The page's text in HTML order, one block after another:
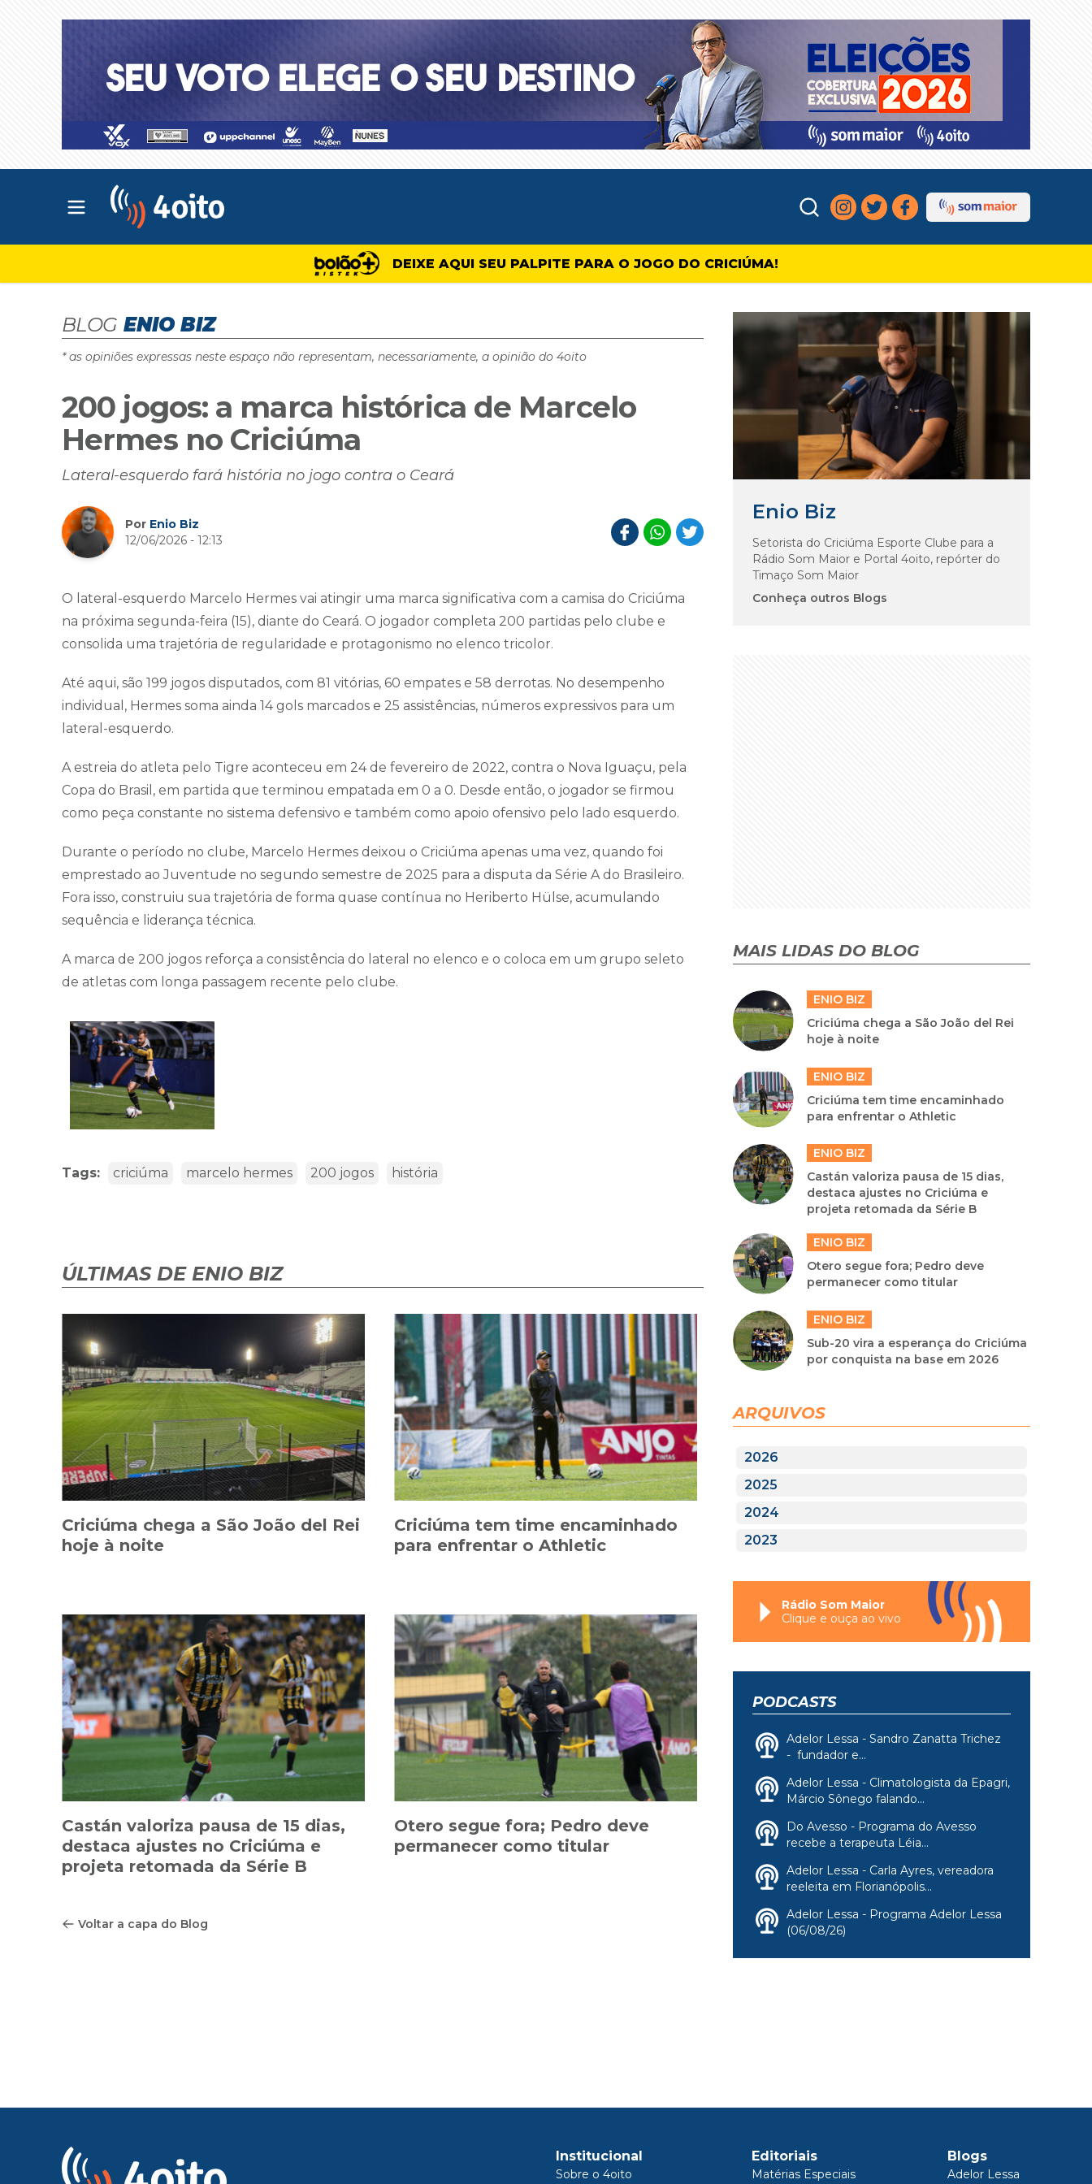
Abrir menu principal
DEIXE AQUI SEU PALPITE PARA O JOGO DO CRICIÚMA!
BLOG ENIO BIZ
* as opiniões expressas neste espaço não representam, necessariamente, a opinião do 4oito
200 jogos: a marca histórica de Marcelo
Hermes no Criciúma
Lateral-esquerdo fará história no jogo contra o Ceará
Por Enio Biz
12/06/2026 - 12:13
O lateral-esquerdo Marcelo Hermes vai atingir uma marca significativa com a camisa do Criciúma
na próxima segunda-feira (15), diante do Ceará. O jogador completa 200 partidas pelo clube e
consolida uma trajetória de regularidade e protagonismo no elenco tricolor.
Até aqui, são 199 jogos disputados, com 81 vitórias, 60 empates e 58 derrotas. No desempenho
individual, Hermes soma ainda 14 gols marcados e 25 assistências, números expressivos para um
lateral-esquerdo.
A estreia do atleta pelo Tigre aconteceu em 24 de fevereiro de 2022, contra o Nova Iguaçu, pela
Copa do Brasil, em partida que terminou empatada em 0 a 0. Desde então, o jogador se firmou
como peça constante no sistema defensivo e também como apoio ofensivo pelo lado esquerdo.
Durante o período no clube, Marcelo Hermes deixou o Criciúma apenas uma vez, quando foi
emprestado ao Juventude no segundo semestre de 2025 para a disputa da Série A do Brasileiro.
Fora isso, construiu sua trajetória de forma quase contínua no Heriberto Hülse, acumulando
sequência e liderança técnica.
A marca de 200 jogos reforça a consistência do lateral no elenco e o coloca em um grupo seleto
de atletas com longa passagem recente pelo clube.
Tags: criciúma marcelo hermes 200 jogos história
ÚLTIMAS DE ENIO BIZ
Criciúma chega a São João del Rei
hoje à noite
Criciúma tem time encaminhado
para enfrentar o Athletic
Castán valoriza pausa de 15 dias,
destaca ajustes no Criciúma e
projeta retomada da Série B
Otero segue fora; Pedro deve
permanecer como titular
Voltar a capa do Blog
Enio Biz
Setorista do Criciúma Esporte Clube para a
Rádio Som Maior e Portal 4oito, repórter do
Timaço Som Maior
Conheça outros Blogs
MAIS LIDAS DO BLOG
ENIO BIZ
Criciúma chega a São João del Rei
hoje à noite
ENIO BIZ
Criciúma tem time encaminhado
para enfrentar o Athletic
ENIO BIZ
Castán valoriza pausa de 15 dias,
destaca ajustes no Criciúma e
projeta retomada da Série B
ENIO BIZ
Otero segue fora; Pedro deve
permanecer como titular
ENIO BIZ
Sub-20 vira a esperança do Criciúma
por conquista na base em 2026
ARQUIVOS
2026
2025
2024
2023
Rádio Som Maior
Clique e ouça ao vivo
PODCASTS
Adelor Lessa - Sandro Zanatta Trichez
- fundador e...
Adelor Lessa - Climatologista da Epagri,
Márcio Sônego falando...
Do Avesso - Programa do Avesso
recebe a terapeuta Léia...
Adelor Lessa - Carla Ayres, vereadora
reeleita em Florianópolis...
Adelor Lessa - Programa Adelor Lessa
(06/08/26)
Institucional
Sobre o 4oito
Editoriais
Matérias Especiais
Blogs
Adelor Lessa